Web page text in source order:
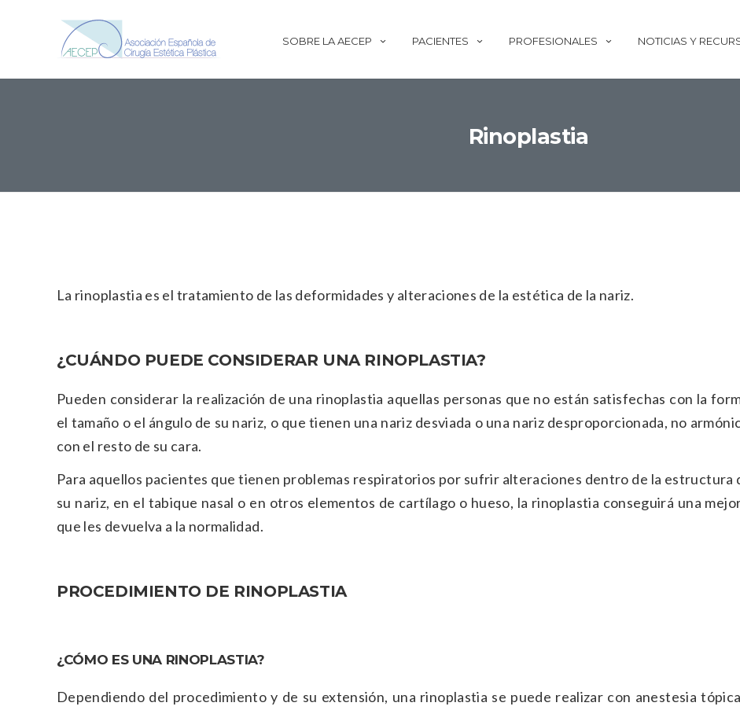
SOBRE LA AECEP PACIENTES PROFESIONALES NOTICIAS Y
Rinoplastia
La rinoplastia es el tratamiento de las deformidades y alteraciones de la estética de la nariz.
¿CUÁNDO PUEDE CONSIDERAR UNA RINOPLASTIA?
Pueden considerar la realización de una rinoplastia aquellas personas que no están satisfechas con la
el tamaño o el ángulo de su nariz, o que tienen una nariz desviada o una nariz desproporcionada, no
con el resto de su cara.
Para aquellos pacientes que tienen problemas respiratorios por sufrir alteraciones dentro de la estructura
su nariz, en el tabique nasal o en otros elementos de cartílago o hueso, la rinoplastia conseguirá una
que les devuelva a la normalidad.
PROCEDIMIENTO DE RINOPLASTIA
¿CÓMO ES UNA RINOPLASTIA?
Dependiendo del procedimiento y de su extensión, una rinoplastia se puede realizar con anestesia